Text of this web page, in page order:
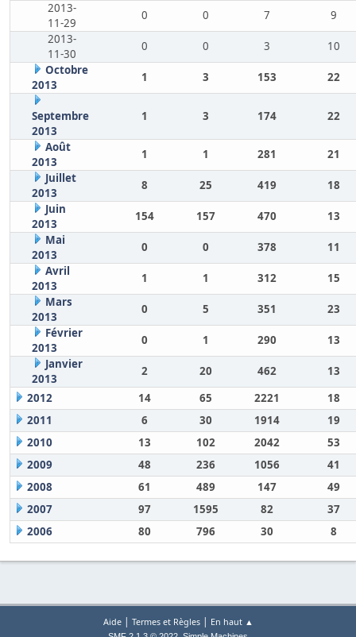
2013-
11-29
0 0 7
9
2013-
11-30
0 0 3
10
Octobre
2013
1 3 153 22
Septembre
2013
1 3 174 22
Août
2013
1 1 281
21
Juillet
2013
8 25 419
18
Juin
2013
154 157 470
13
Mai
2013
0 0 378
11
Avril
2013
1 1 312
15
Mars
2013
0 5 351
23
Février
2013
0 1 290
13
Janvier
2013
2 20 462
13
2012
14 65 2221
18
2011
6 30 1914
19
2010
13 102 2042
53
2009
48 236 1056
41
2008
61 489 147
49
2007
97 1595 82
37
2006
80 796 30 8
Aide| Termes et Règles| En haut ▲